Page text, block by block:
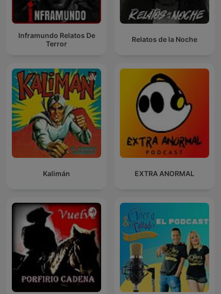
Inframundo Relatos De
Terror
Relatos de la Noche
Kalimán EXTRA ANORMAL